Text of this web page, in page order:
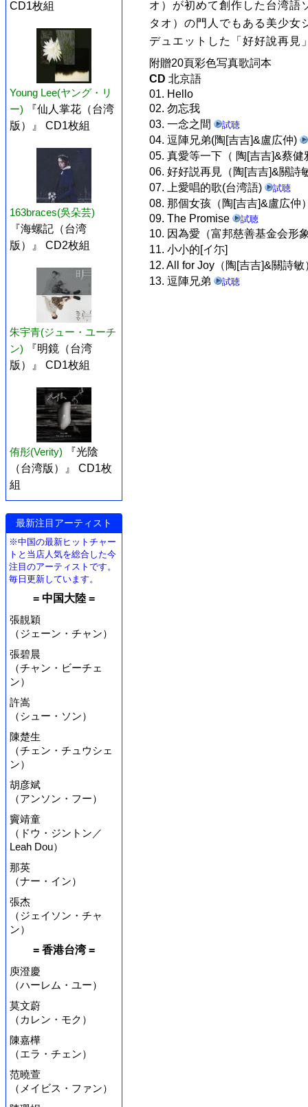
CD1枚組
Young Lee(ヤング・リ
ー)
『仙人掌花（台湾
版）』 CD1枚組
163braces(吳朵芸)
『海螺記（台湾
版）』 CD2枚組
朱宇青(ジュー・ユーチ
ン)
『明鏡（台湾
版）』 CD1枚組
侑彤(Verity)
『光陰
（台湾版）』 CD1枚
組
最新注目アーティスト
※中国の最新ヒットチャー
トと当店人気を総合した今
注目のアーティストです。
毎日更新しています。
= 中国大陸 =
張靚穎
（ジェーン・チャン）
張碧晨
（チャン・ビーチェ
ン）
許嵩
（シュー・ソン）
陳楚生
（チェン・チュウシェ
ン）
胡彦斌
（アンソン・フー）
竇靖童
（ドウ・ジントン／
Leah Dou）
那英
（ナー・イン）
張杰
（ジェイソン・チャ
ン）
= 香港台湾 =
庾澄慶
（ハーレム・ユー）
莫文蔚
（カレン・モク）
陳嘉樺
（エラ・チェン）
范曉萱
（メイビス・ファン）
オ）が初めて創作した台湾語
タオ）の門人でもある美少女
デュエットした「好好說再見
附贈20頁彩色写真歌詞本
CD 北京語
01. Hello
02. 勿忘我
03. 一念之間
試聴
04. 逗陣兄弟(陶[吉吉]&盧広仲)
05. 真愛等一下（ 陶[吉吉]&蔡健
06. 好好説再見（陶[吉吉]&關詩
07. 上愛唱的歌(台湾語)
試聴
08. 那個女孩（陶[吉吉]&盧広仲
09. The Promise
試聴
10. 因為愛（富邦慈善基金会形
11. 小小的[イ尓]
12. All for Joy（陶[吉吉]&關詩敏
13. 逗陣兄弟
試聴